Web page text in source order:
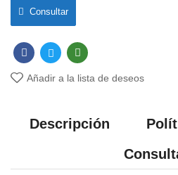
Consultar
Añadir a la lista de deseos
Descripción